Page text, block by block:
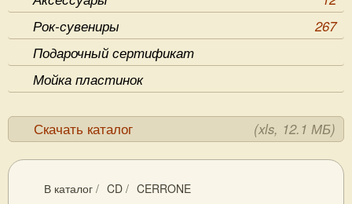
Рок-сувениры
267
Подарочный сертификат
Мойка пластинок
Скачать каталог (xls, 12.1 МБ)
В каталог / CD / CERRONE